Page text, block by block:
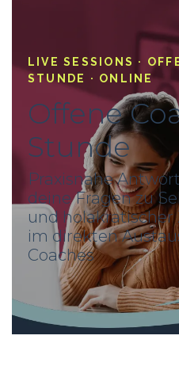
LIVE SESSIONS ·
STUNDE · ONLINE
Offene
Stunde
Praxisnahe
deine Fragen zu
und
im direkten
Coaches